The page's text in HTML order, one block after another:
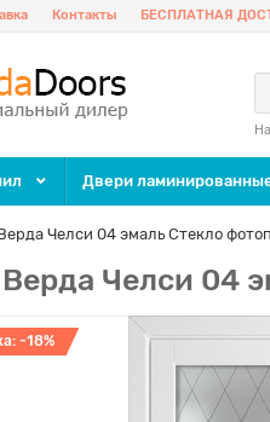
Контакты БЕСПЛАТНАЯ
Двери
Челси 04 эмаль Стекло
Челси 04
-18%